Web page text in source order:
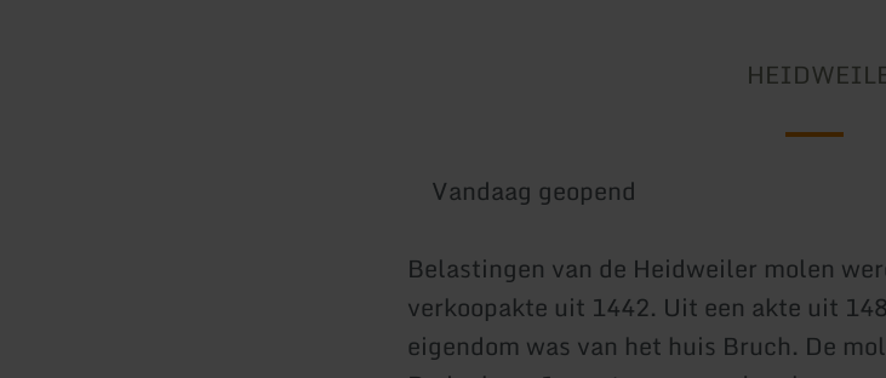
Vandaag geopend
Belastingen van de Heidweiler molen
verkoopakte uit 1442. Uit een akte uit
eigendom was van het huis Bruch. De